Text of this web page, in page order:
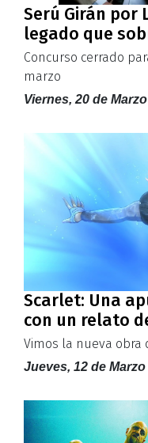
Serú Girán por
legado que
Concurso cerrado
marzo
Viernes, 20 de
Scarlet: Una
con un relato
Vimos la nueva obra
Jueves, 12 de Marzo